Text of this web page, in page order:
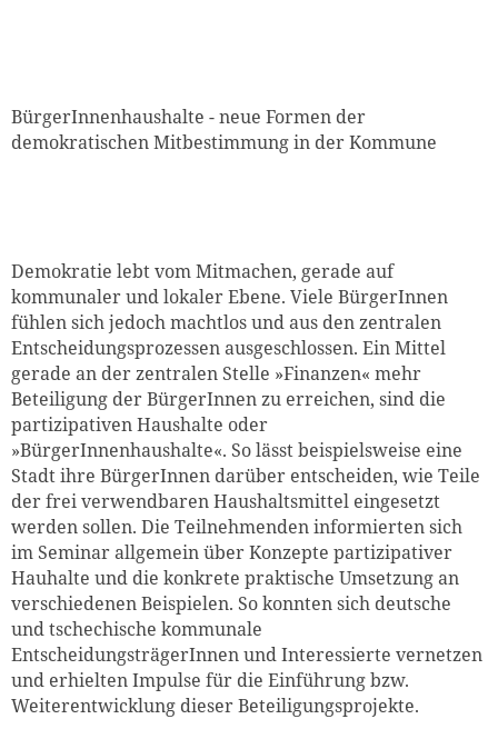
BürgerInnenhaushalte - neue Formen der
demokratischen Mitbestimmung in der Kommune
Demokratie lebt vom Mitmachen, gerade auf
kommunaler und lokaler Ebene. Viele BürgerInnen
fühlen sich jedoch machtlos und aus den zentralen
Entscheidungsprozessen ausgeschlossen. Ein Mittel
gerade an der zentralen Stelle »Finanzen« mehr
Beteiligung der BürgerInnen zu erreichen, sind die
partizipativen Haushalte oder
»BürgerInnenhaushalte«. So lässt beispielsweise eine
Stadt ihre BürgerInnen darüber entscheiden, wie Teile
der frei verwendbaren Haushaltsmittel eingesetzt
werden sollen. Die Teilnehmenden informierten sich
im Seminar allgemein über Konzepte partizipativer
Hauhalte und die konkrete praktische Umsetzung an
verschiedenen Beispielen. So konnten sich deutsche
und tschechische kommunale
EntscheidungsträgerInnen und Interessierte vernetzen
und erhielten Impulse für die Einführung bzw.
Weiterentwicklung dieser Beteiligungsprojekte.